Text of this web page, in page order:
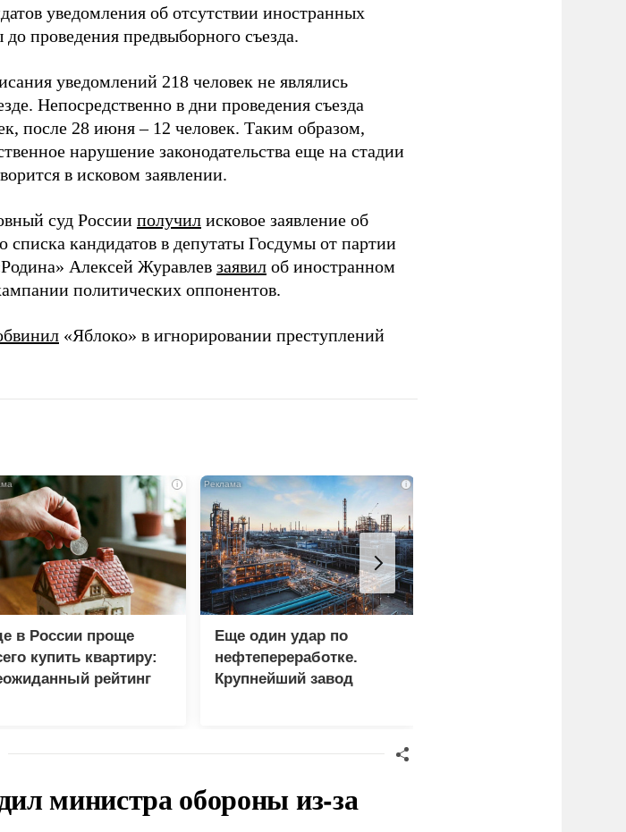
уведомления об отсутствии иностранных
проведения предвыборного съезда.
уведомлений 218 человек не являлись
Непосредственно в дни проведения съезда
после 28 июня – 12 человек. Таким образом,
нарушение законодательства еще на стадии
в исковом заявлении.
суд России получил исковое заявление об
списка кандидатов в депутаты Госдумы от партии
Алексей Журавлев заявил об иностранном
политических оппонентов.
«Яблоко» в игнорировании преступлений
i
в России проще
купить квартиру:
рейтинг
i
Еще один удар по
нефтепереработке.
Крупнейший завод
министра обороны из-за